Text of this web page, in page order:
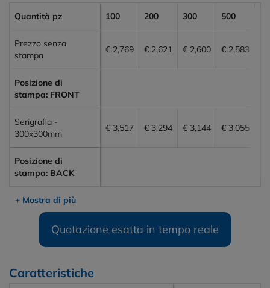
Quantità pz 100 200 300 500
Prezzo senza
stampa
€ 2,769 € 2,621 € 2,600 € 2,583
Posizione di
stampa: FRONT
Serigrafia -
300x300mm
€ 3,517 € 3,294 € 3,144 € 3,055
Posizione di
stampa: BACK
+ Mostra di più
Quotazione esatta in tempo reale
Caratteristiche